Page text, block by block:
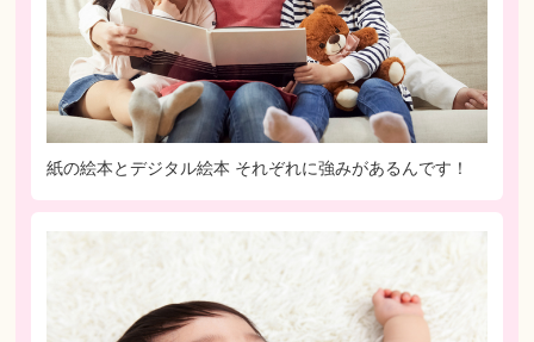
紙の絵本とデジタル絵本 それぞれに強みがあるんです！